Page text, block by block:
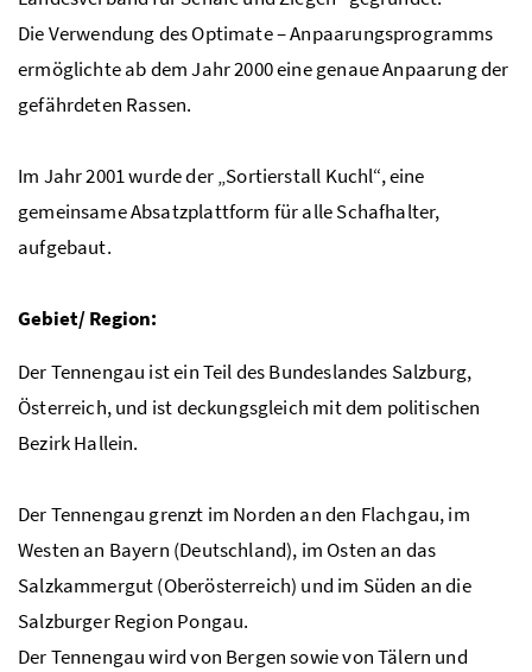
Die Verwendung des Optimate – Anpaarungsprogramms
ermöglichte ab dem Jahr 2000 eine genaue Anpaarung der
gefährdeten Rassen.
Im Jahr 2001 wurde der „Sortierstall Kuchl“, eine
gemeinsame Absatzplattform für alle Schafhalter,
aufgebaut.
Gebiet/ Region:
Der Tennengau ist ein Teil des Bundeslandes Salzburg,
Österreich, und ist deckungsgleich mit dem politischen
Bezirk Hallein.
Der Tennengau grenzt im Norden an den Flachgau, im
Westen an Bayern (Deutschland), im Osten an das
Salzkammergut (Oberösterreich) und im Süden an die
Salzburger Region Pongau.
Der Tennengau wird von Bergen sowie von Tälern und